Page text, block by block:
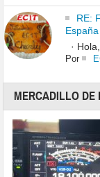
RE:
·
Por
MERCADILLO DE